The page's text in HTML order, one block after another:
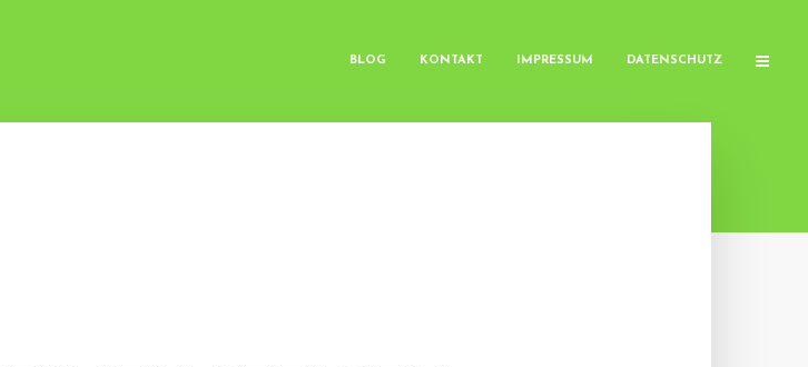
BLOG KONTAKT IMPRESSUM DATENSCHUTZ